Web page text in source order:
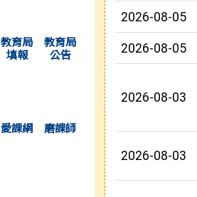
教育局
填報
教育局
公告
(另開新視窗)
愛課網 磨課師
(另開新視窗)
(另開新視窗)
2026-08-05
2026-08-05
2026-08-03
2026-08-03